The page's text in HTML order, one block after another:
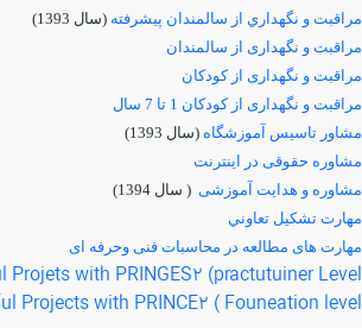
مراقبت و نگهداري از سالمندان پیشرفته (سال 1393)
مراقبت و نگهداری از سالمندان
مراقبت و نگهداری از کودکان
مراقبت و نگهداری از کودکان 1 تا 7 سال
مشاور تاسیس آموزشگاه (سال 1393)
مشاوره حقوقی در اینترنت
مشاوره و هدایت آموزشی ( سال 1394)
مهارت تشكيل تعاوني
مهارت های مطالعه در محاسبات فنی وحرفه ای
with PRINGES2 (practutuiner Level
Projects with PRINCE2 ( Founeation level